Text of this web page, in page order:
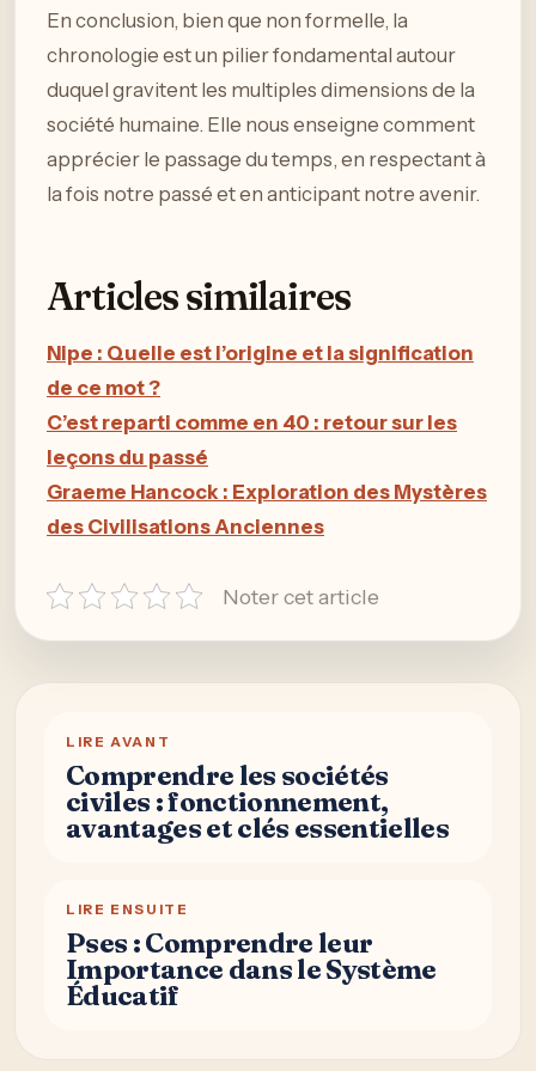
En conclusion, bien que non formelle, la
chronologie est un pilier fondamental autour
duquel gravitent les multiples dimensions de la
société humaine. Elle nous enseigne comment
apprécier le passage du temps, en respectant à
la fois notre passé et en anticipant notre avenir.
Articles similaires
Nipe : Quelle est l’origine et la signification
de ce mot ?
C’est reparti comme en 40 : retour sur les
leçons du passé
Graeme Hancock : Exploration des Mystères
des Civilisations Anciennes
Noter cet article
LIRE AVANT
Comprendre les sociétés
civiles : fonctionnement,
avantages et clés essentielles
LIRE ENSUITE
Pses : Comprendre leur
Importance dans le Système
Éducatif